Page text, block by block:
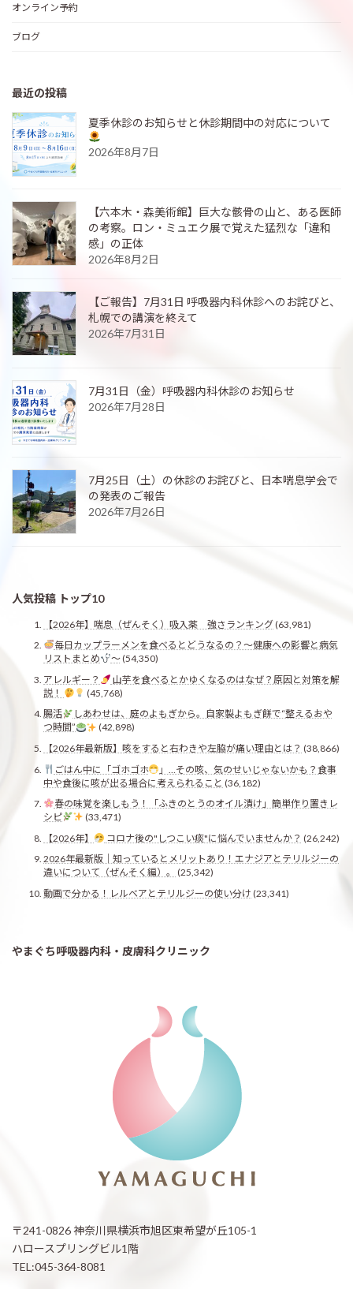
オンライン予約
ブログ
最近の投稿
夏季休診のお知らせと休診期間中の対応について
2026年8月7日
【六本木・森美術館】巨大な骸骨の山と、ある医師
の考察。ロン・ミュエク展で覚えた猛烈な「違和
感」の正体
2026年8月2日
【ご報告】7月31日 呼吸器内科休診へのお詫びと、
札幌での講演を終えて
2026年7月31日
7月31日（金）呼吸器内科休診のお知らせ
2026年7月28日
7月25日（土）の休診のお詫びと、日本喘息学会で
の発表のご報告
2026年7月26日
人気投稿 トップ10
【2026年】喘息（ぜんそく）吸入薬 強さランキング(63,981)
毎日カップラーメンを食べるとどうなるの？〜健康への影響と病気
リストまとめ
〜(54,350)
アレルギー？
山芋を食べるとかゆくなるのはなぜ？原因と対策を解
説！
(45,768)
腸活
しあわせは、庭のよもぎから。自家製よもぎ餅で“整えるおや
つ時間”
(42,898)
【2026年最新版】咳をすると右わきや左脇が痛い理由とは？ (38,866)
ごはん中に「ゴホゴホ
」…その咳、気のせいじゃないかも？食事
中や食後に咳が出る場合に考えられること (36,182)
春の味覚を楽しもう！「ふきのとうのオイル漬け」簡単作り置きレ
シピ
(33,471)
【2026年】
コロナ後の"しつこい痰"に悩んでいませんか？ (26,242)
2026年最新版｜知っているとメリットあり！エナジアとテリルジーの
違いについて（ぜんそく編）。
(25,342)
動画で分かる！レルベアとテリルジーの使い分け (23,341)
やまぐち呼吸器内科・皮膚科クリニック
〒241-0826 神奈川県横浜市旭区東希望が丘105-1
ハロースプリングビル1階
TEL:045-364-8081